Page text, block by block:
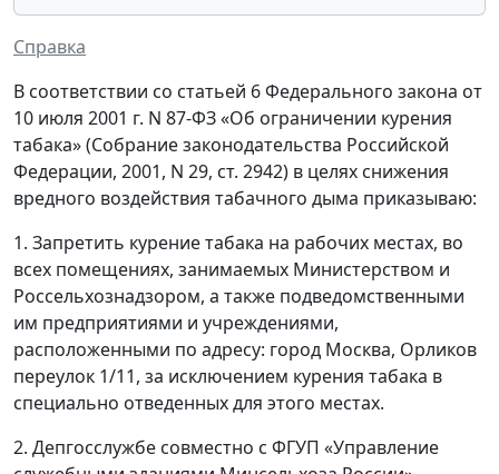
Справка
В соответствии со статьей 6 Федерального закона от
10 июля 2001 г. N 87-ФЗ «Об ограничении курения
табака» (Собрание законодательства Российской
Федерации, 2001, N 29, ст. 2942) в целях снижения
вредного воздействия табачного дыма приказываю:
1. Запретить курение табака на рабочих местах, во
всех помещениях, занимаемых Министерством и
Россельхознадзором, а также подведомственными
им предприятиями и учреждениями,
расположенными по адресу: город Москва, Орликов
переулок 1/11, за исключением курения табака в
специально отведенных для этого местах.
2. Депгосслужбе совместно с ФГУП «Управление